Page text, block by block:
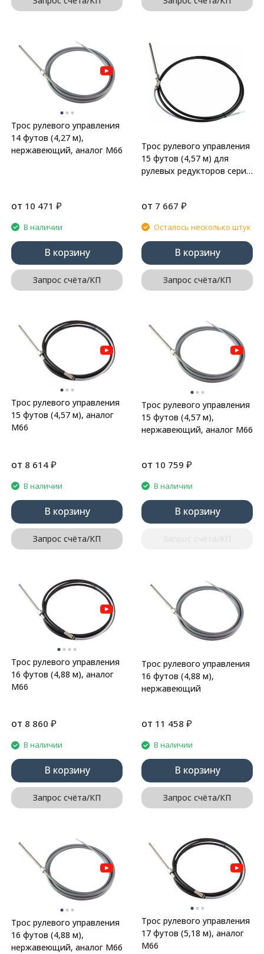
Трос рулевого управления
14 футов (4,27 м),
нержавеющий, аналог М66
от 10 471 ₽
В наличии
В корзину
Запрос счёта/КП
Трос рулевого управления
15 футов (4,57 м) для
рулевых редукторов серии
от 7 667 ₽
Осталось несколько штук
В корзину
Запрос счёта/КП
Трос рулевого управления
15 футов (4,57 м), аналог
М66
от 8 614 ₽
В наличии
В корзину
Запрос счёта/КП
Трос рулевого управления
15 футов (4,57 м),
нержавеющий, аналог М66
от 10 759 ₽
В наличии
В корзину
Трос рулевого управления
16 футов (4,88 м), аналог
М66
от 8 860 ₽
В наличии
В корзину
Запрос счёта/КП
Трос рулевого управления
16 футов (4,88 м),
нержавеющий
от 11 458 ₽
В наличии
В корзину
Запрос счёта/КП
Трос рулевого управления
16 футов (4,88 м),
нержавеющий, аналог М66
Трос рулевого управления
17 футов (5,18 м), аналог
М66